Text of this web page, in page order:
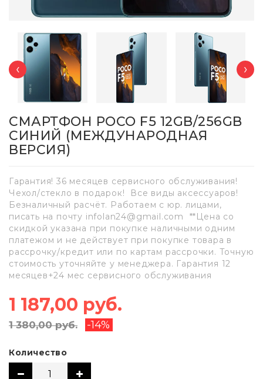
‹ ›
СМАРТФОН POCO F5 12GB/256GB
СИНИЙ (МЕЖДУНАРОДНАЯ
ВЕРСИЯ)
Гарантия! 36 месяцев сервисного обслуживания!
Чехол/стекло в подарок! Все виды аксессуаров!
Безналичный расчёт. Работаем с юр. лицами,
писать на почту infolan24@gmail.com **Цена со
скидкой указана при покупке наличными одним
платежом и не действует при покупке товара в
рассрочку/кредит или по картам рассрочки. Точную
стоимость уточняйте у менеджера. Гарантия 12
месяцев+24 мес сервисного обслуживания
1 187,00 руб.
1 380,00 руб. -14%
Количество